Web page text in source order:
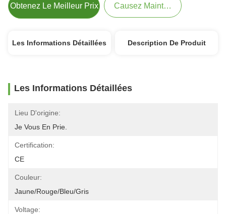
Obtenez Le Meilleur Prix Causez Maintenant
Les Informations Détaillées Description De Produit
Les Informations Détaillées
Lieu D'origine:
Je Vous En Prie.
Certification:
CE
Couleur:
Jaune/rouge/bleu/gris
Voltage: